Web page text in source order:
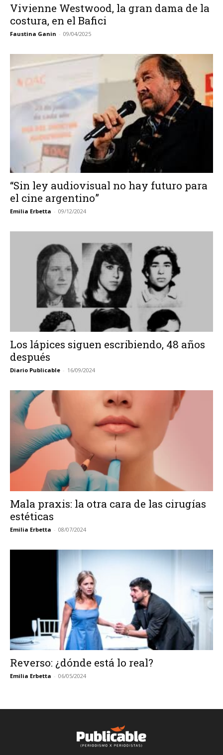
Vivienne Westwood, la gran dama de la
costura, en el Bafici
Faustina Ganin - 09/04/2025
“Sin ley audiovisual no hay futuro para
el cine argentino”
Emilia Erbetta - 09/12/2024
Los lápices siguen escribiendo, 48 años
después
Diario Publicable - 16/09/2024
Mala praxis: la otra cara de las cirugías
estéticas
Emilia Erbetta - 08/07/2024
Reverso: ¿dónde está lo real?
Emilia Erbetta - 06/05/2024